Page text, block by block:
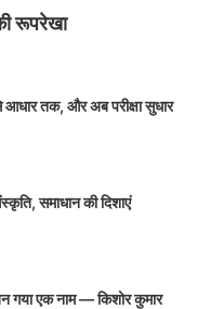
रूपरेखा
तक, और अब परीक्षा सुधार
समाधान की दिशाएं
गया एक नाम — किशोर कुमार